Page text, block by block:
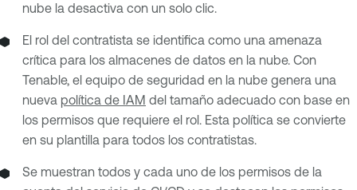
nube la desactiva con un solo clic.
El rol del contratista se identifica como una amenaza
crítica para los almacenes de datos en la nube. Con
Tenable, el equipo de seguridad en la nube genera una
nueva política de IAM del tamaño adecuado con base en
los permisos que requiere el rol. Esta política se convierte
en su plantilla para todos los contratistas.
Se muestran todos y cada uno de los permisos de la